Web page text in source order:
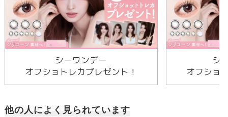
シーワンデー
オフショトレカプレゼント！
シ
オフショ
他の人によく見られています